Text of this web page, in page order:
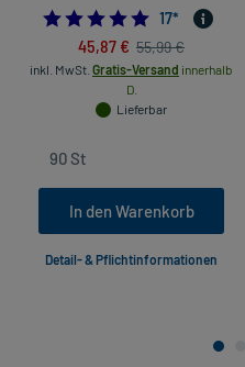
5.0
17*
45,87 € 55,99 €
inkl. MwSt. Gratis-Versand innerhalb
D.
Lieferbar
In den Warenkorb
Detail- & Pflichtinformationen